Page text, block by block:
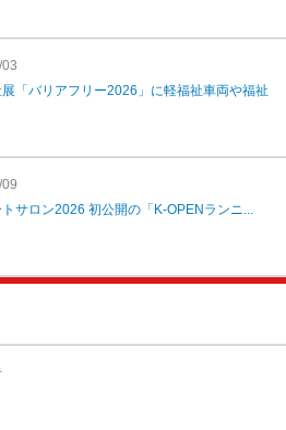
「バリアフリー2026」に軽福祉車両や福祉
サロン2026 初公開の「K-OPENランニ...